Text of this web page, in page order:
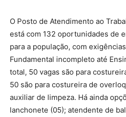
O Posto de Atendimento ao
está com 132 oportunidades de
para a população, com
Fundamental incompleto até
total, 50 vagas são para
50 são para costureira de
auxiliar de limpeza. Há ainda
lanchonete (05); atendente de